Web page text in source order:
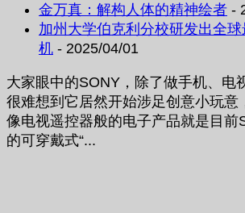
金万真：解构人体的精神绘者 -
加州大学伯克利分校研发出全球
机 - 2025/04/01
大家眼中的SONY，除了做手机、电
很难想到它居然开始涉足创意小玩意
像电视遥控器般的电子产品就是目前
的可穿戴式“...